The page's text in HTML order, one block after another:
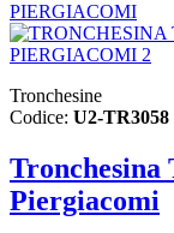
Tronchesine
Codice: U2-TR3058
Tronchesina
Piergiacomi